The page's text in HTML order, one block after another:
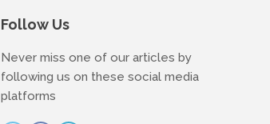
Follow Us
Never miss one of our articles by
following us on these social media
platforms